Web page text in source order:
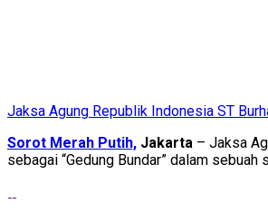
Jaksa Agung Republik Indonesia ST
Sorot Merah Putih, Jakarta – Jaksa
sebagai “Gedung Bundar” dalam